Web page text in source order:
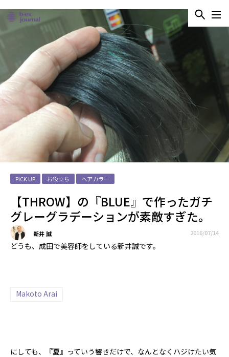
PICK UP お役立ち ヘアカラー
【THROW】の『BLUE』で作ったガチ
グレーグラデーションが素敵すぎた。
新井 誠 2016/07/14
どうも、成田で美容師をしている新井誠です。
Makoto Arai
にしても、『夏 』っていう響きだけで、なんとなくハジけたい気